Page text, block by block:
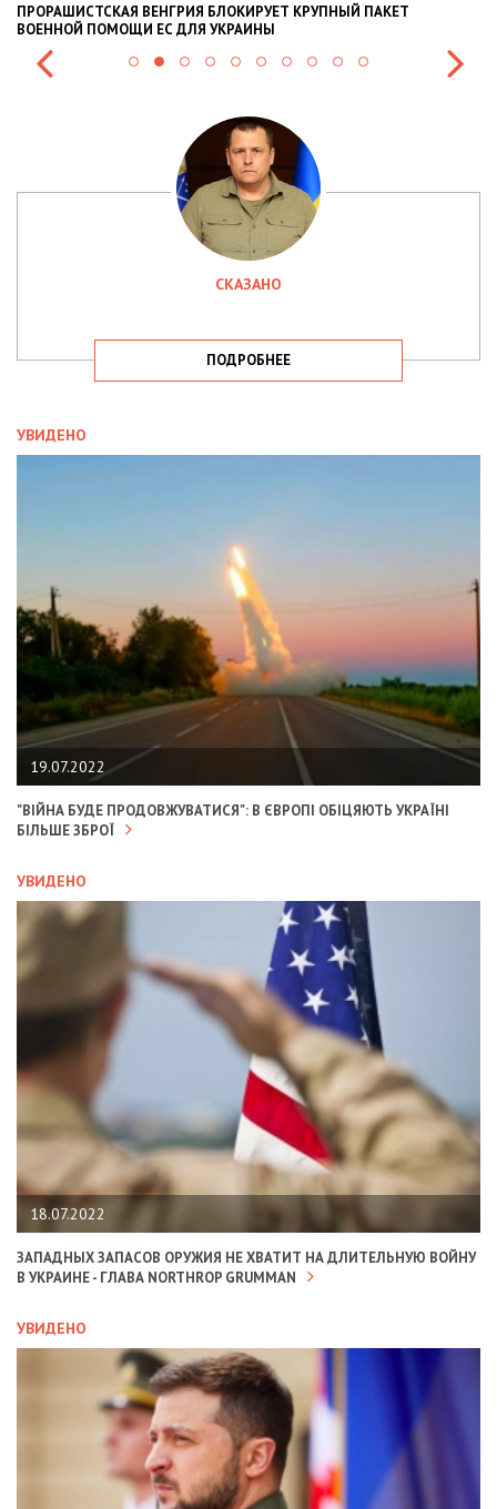
ПРОРАШИСТСКАЯ ВЕНГРИЯ БЛОКИРУЕТ КРУПНЫЙ ПАКЕТ
ВОЕННОЙ ПОМОЩИ ЕС ДЛЯ УКРАИНЫ
СКАЗАНО
ПОДРОБНЕЕ
УВИДЕНО
19.07.2022
"ВІЙНА БУДЕ ПРОДОВЖУВАТИСЯ": В ЄВРОПІ ОБІЦЯЮТЬ УКРАЇНІ
БІЛЬШЕ ЗБРОЇ
УВИДЕНО
18.07.2022
ЗАПАДНЫХ ЗАПАСОВ ОРУЖИЯ НЕ ХВАТИТ НА ДЛИТЕЛЬНУЮ ВОЙНУ
В УКРАИНЕ - ГЛАВА NORTHROP GRUMMAN
УВИДЕНО